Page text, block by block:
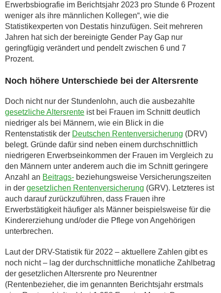
Erwerbsbiografie im Berichtsjahr 2023 pro Stunde 6 Prozent
weniger als ihre männlichen Kollegen“, wie die
Statistikexperten von Destatis hinzufügen. Seit mehreren
Jahren hat sich der bereinigte Gender Pay Gap nur
geringfügig verändert und pendelt zwischen 6 und 7
Prozent.
Noch höhere Unterschiede bei der Altersrente
Doch nicht nur der Stundenlohn, auch die ausbezahlte
gesetzliche Altersrente ist bei Frauen im Schnitt deutlich
niedriger als bei Männern, wie ein Blick in die
Rentenstatistik der Deutschen Rentenversicherung (DRV)
belegt. Gründe dafür sind neben einem durchschnittlich
niedrigeren Erwerbseinkommen der Frauen im Vergleich zu
den Männern unter anderem auch die im Schnitt geringere
Anzahl an Beitrags- beziehungsweise Versicherungszeiten
in der gesetzlichen Rentenversicherung (GRV). Letzteres ist
auch darauf zurückzuführen, dass Frauen ihre
Erwerbstätigkeit häufiger als Männer beispielsweise für die
Kindererziehung und/oder die Pflege von Angehörigen
unterbrechen.
Laut der DRV-Statistik für 2022 – aktuellere Zahlen gibt es
noch nicht – lag der durchschnittliche monatliche Zahlbetrag
der gesetzlichen Altersrente pro Neurentner
(Rentenbezieher, die im genannten Berichtsjahr erstmals